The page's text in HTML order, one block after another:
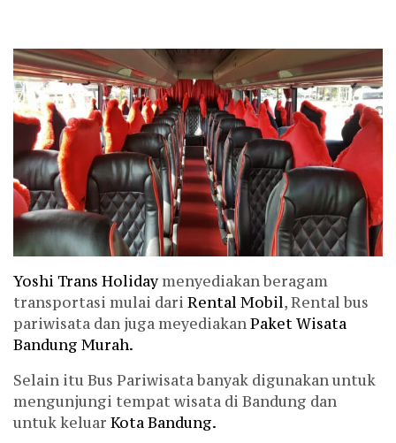
Yoshi Trans Holidaymenyediakan beragam
transportasi mulai dari Rental Mobil, Rental bus
pariwisata dan juga meyediakanPaket Wisata
Bandung Murah.
Selain itu Bus Pariwisata banyak digunakan untuk
mengunjungi tempat wisata di Bandung dan
untuk keluar Kota Bandung.